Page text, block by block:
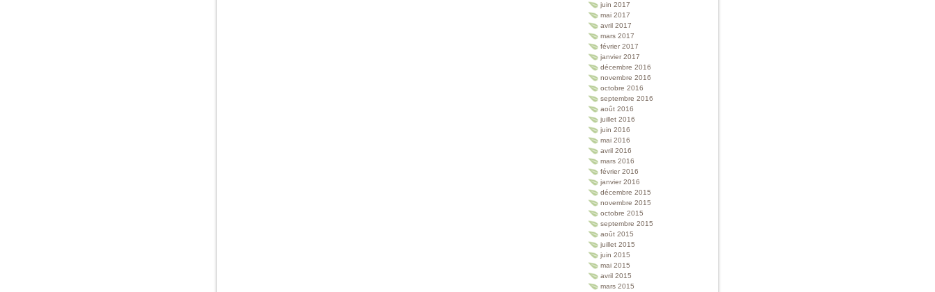
juin 2017
mai 2017
avril 2017
mars 2017
février 2017
janvier 2017
décembre 2016
novembre 2016
octobre 2016
septembre 2016
août 2016
juillet 2016
juin 2016
mai 2016
avril 2016
mars 2016
février 2016
janvier 2016
décembre 2015
novembre 2015
octobre 2015
septembre 2015
août 2015
juillet 2015
juin 2015
mai 2015
avril 2015
mars 2015